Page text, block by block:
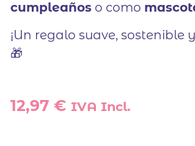
cumpleaños o como
¡Un regalo suave, sostenible
🎁
12,97€ IVA Incl.